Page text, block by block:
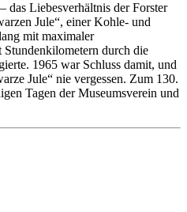
das Liebesverhältnis der Forster
Jule“, einer Kohle- und
mit maximaler
durch die
1965 war Schluss damit, und
Jule“ nie vergessen. Zum 130.
Tagen der Museumsverein und